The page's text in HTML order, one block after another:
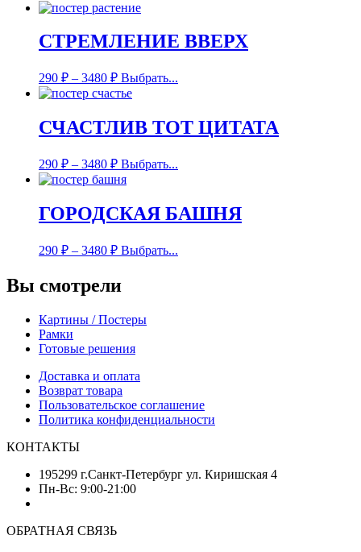
СТРЕМЛЕНИЕ ВВЕРХ
290 ₽ – 3480 ₽ Выбрать...
СЧАСТЛИВ ТОТ ЦИТАТА
290 ₽ – 3480 ₽ Выбрать...
ГОРОДСКАЯ БАШНЯ
290 ₽ – 3480 ₽ Выбрать...
Вы смотрели
Картины / Постеры
Рамки
Готовые решения
Доставка и оплата
Возврат товара
Пользовательское соглашение
Политика конфиденциальности
КОНТАКТЫ
195299 г.Санкт-Петербург ул. Киришская 4
Пн-Вс: 9:00-21:00
ОБРАТНАЯ СВЯЗЬ